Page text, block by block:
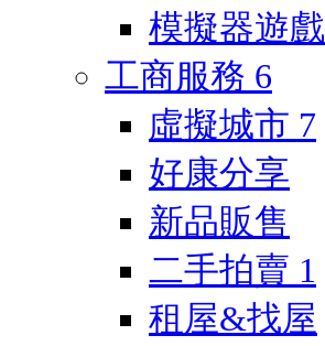
模擬器遊戲
工商服務 6
虛擬城市 7
好康分享
新品販售
二手拍賣 1
租屋&找屋